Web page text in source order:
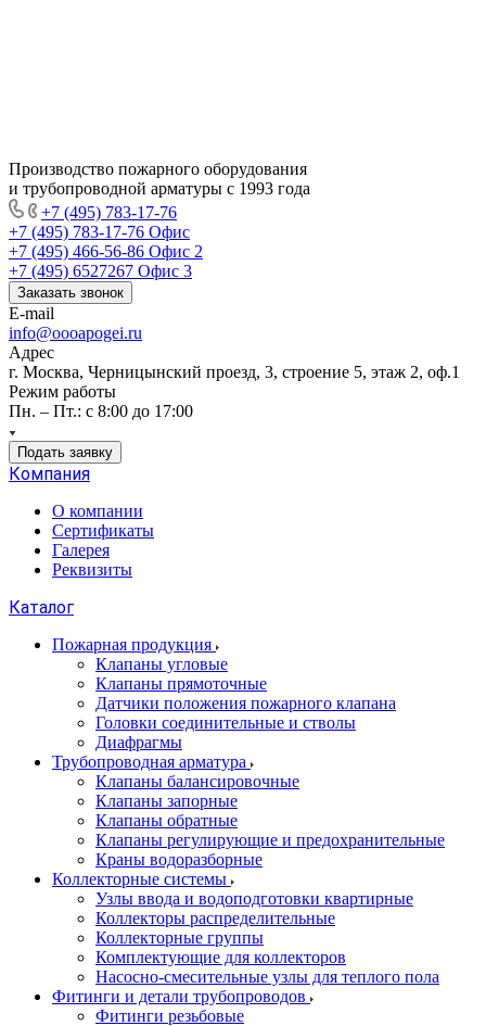
Производство пожарного оборудования
и трубопроводной арматуры с 1993 года
+7 (495) 783-17-76
+7 (495) 783-17-76 Офис
+7 (495) 466-56-86 Офис 2
+7 (495) 6527267 Офис 3
Заказать звонок
E-mail
info@oooapogei.ru
Адрес
г. Москва, Черницынский проезд, 3, строение 5, этаж 2, оф.1
Режим работы
Пн. – Пт.: с 8:00 до 17:00
Подать заявку
Компания
О компании
Сертификаты
Галерея
Реквизиты
Каталог
Пожарная продукция
Клапаны угловые
Клапаны прямоточные
Датчики положения пожарного клапана
Головки соединительные и стволы
Диафрагмы
Трубопроводная арматура
Клапаны балансировочные
Клапаны запорные
Клапаны обратные
Клапаны регулирующие и предохранительные
Краны водоразборные
Коллекторные системы
Узлы ввода и водоподготовки квартирные
Коллекторы распределительные
Коллекторные группы
Комплектующие для коллекторов
Насосно-смесительные узлы для теплого пола
Фитинги и детали трубопроводов
Фитинги резьбовые